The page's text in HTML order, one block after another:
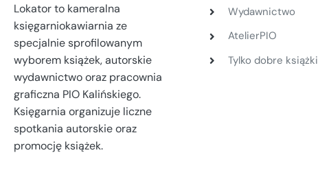
Lokator to kameralna
księgarniokawiarnia ze
specjalnie sprofilowanym
wyborem książek, autorskie
wydawnictwo oraz pracownia
graficzna PIO Kalińskiego.
Księgarnia organizuje liczne
spotkania autorskie oraz
promocję książek.
Wydawnictwo
AtelierPIO
Tylko dobre książki